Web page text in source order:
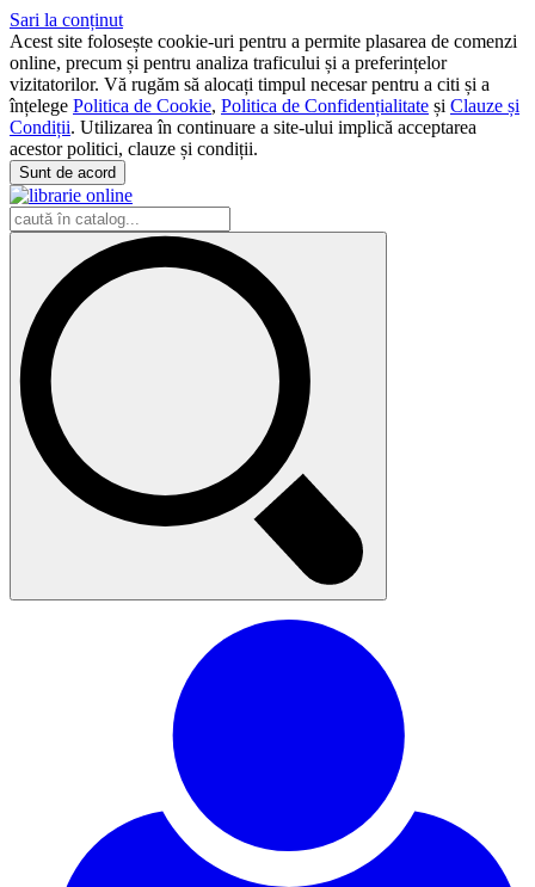
Sari la conținut
Acest site folosește cookie-uri pentru a permite plasarea de comenzi
online, precum și pentru analiza traficului și a preferințelor
vizitatorilor. Vă rugăm să alocați timpul necesar pentru a citi și a
înțelege Politica de Cookie, Politica de Confidențialitate și Clauze și
Condiții. Utilizarea în continuare a site-ului implică acceptarea
acestor politici, clauze și condiții.
Sunt de acord